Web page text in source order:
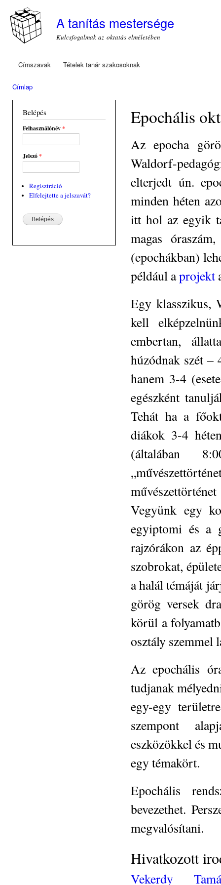
A tanítás mestersége
Kulcsfogalmak az oktatás elméletében
Főmenü
Címszavak Tételek tanár szakosoknak
Címlap
Belépés
Felhasználónév*
Jelszó*
Regisztráció
Elfelejtette a jelszavát?
Epochális
Az epocha
Waldorf-
elterjedt ún.
minden héten
itt hol az egyik
magas
(epochákban)
például aprojekt
Egy klasszikus,
kell
embertan,
húzódnak szét –
hanem 3-4
egészként
Tehát ha a
diákok 3-4
(általában
Vegyünk egy
egyiptomi és a
rajzórákon az
szobrokat,
a halál témáját
görög versek
körül a
osztály szemmel
Az epochális
tudjanak
egy-egy
szempont
eszközökkel és
egy témakört.
Epochális
bevezethet.
megvalósítani.
Hivatkozott
Vekerdy